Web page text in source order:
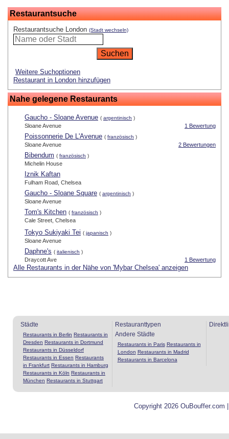
Restaurantsuche
Restaurantsuche London (Stadt wechseln)
Weitere Suchoptionen
Restaurant in London hinzufügen
Nahe gelegene Restaurants
Gaucho - Sloane Avenue ( argentinisch )
1 Bewertung
Sloane Avenue
Poissonnerie De L'Avenue ( französisch )
2 Bewertungen
Sloane Avenue
Bibendum ( französisch )
Michelin House
Iznik Kaftan
Fulham Road, Chelsea
Gaucho - Sloane Square ( argentinisch )
Sloane Avenue
Tom's Kitchen ( französisch )
Cale Street, Chelsea
Tokyo Sukiyaki Tei ( japanisch )
Sloane Avenue
Daphne's ( italienisch )
1 Bewertung
Draycott Ave
Alle Restaurants in der Nähe von 'Mybar Chelsea' anzeigen
Städte
Restaurants in Berlin Restaurants in
Dresden Restaurants in Dortmund
Restaurants in Düsseldorf
Restaurants in Essen Restaurants
in Frankfurt Restaurants in Hamburg
Restaurants in Köln Restaurants in
München Restaurants in Stuttgart
Restauranttypen
Andere Städte
Restaurants in Paris Restaurants in
London Restaurants in Madrid
Restaurants in Barcelona
Copyright 2026 OuBouffer.com